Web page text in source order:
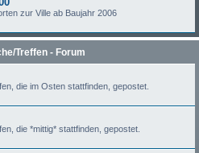
zur Ville ab Baujahr 2006
Treffen - Forum
die im Osten stattfinden, gepostet.
die *mittig* stattfinden, gepostet.